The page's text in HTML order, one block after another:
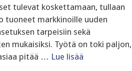
tulevat koskettamaan, tullaan
tuoneet markkinoille uuden
tarpeisiin sekä
mukaisiksi. Työtä on toki paljon,
pitää … Lue lisää